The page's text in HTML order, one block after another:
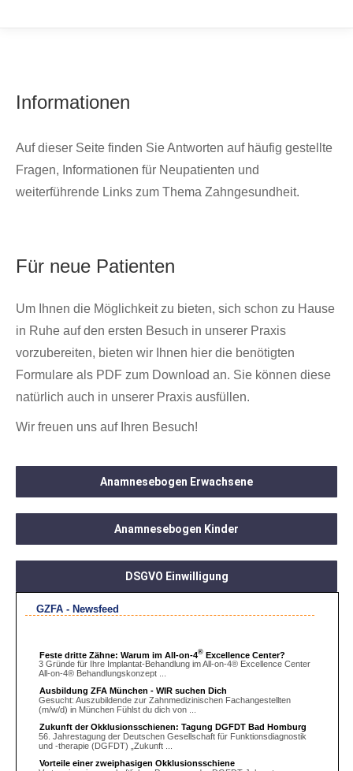
Informationen
Auf dieser Seite finden Sie Antworten auf häufig gestellte
Fragen, Informationen für Neupatienten und
weiterführende Links zum Thema Zahngesundheit.
Für neue Patienten
Um Ihnen die Möglichkeit zu bieten, sich schon zu Hause
in Ruhe auf den ersten Besuch in unserer Praxis
vorzubereiten, bieten wir Ihnen hier die benötigten
Formulare als PDF zum Download an. Sie können diese
natürlich auch in unserer Praxis ausfüllen.
Wir freuen uns auf Ihren Besuch!
Anamnesebogen Erwachsene
Anamnesebogen Kinder
DSGVO Einwilligung